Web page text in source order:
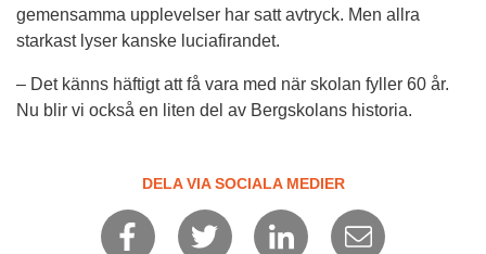
gemensamma upplevelser har satt avtryck. Men allra
starkast lyser kanske luciafirandet.
– Det känns häftigt att få vara med när skolan fyller 60 år.
Nu blir vi också en liten del av Bergskolans historia.
DELA VIA SOCIALA MEDIER